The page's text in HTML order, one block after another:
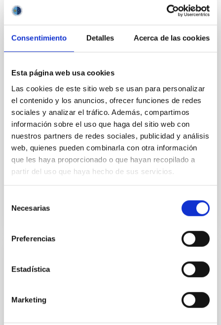
Consentimiento Detalles Acerca de las cookies
Esta página web usa cookies
Las cookies de este sitio web se usan para personalizar
el contenido y los anuncios, ofrecer funciones de redes
sociales y analizar el tráfico. Además, compartimos
información sobre el uso que haga del sitio web con
nuestros partners de redes sociales, publicidad y análisis
web, quienes pueden combinarla con otra información
que les haya proporcionado o que hayan recopilado a
partir del uso que haya hecho de sus servicios.
Necesarias
Preferencias
Estadística
Marketing
Confirman que los agujeros negros regulan
masivas
Un equipo internacional con participación de
de Canarias y la Universidad de La Laguna, obtiene
que la masa del agujero negro central presente en
las galaxias masivas afecta a la formación de nuevas
estrellas en ellas a lo largo de toda su vida. Esta había
sido una hipótesis ampliamente aceptada, clave en la
simulación teórica de galaxias masivas, pero que
carecía de confirmación observacional. Los
resultados de esta investigación fueron publicados
ayer en la revista Nature.
Fecha de publicación 02/01/2018
Formación estelar regulada por el agujero
Los centros de las galaxias masivas se encuentran